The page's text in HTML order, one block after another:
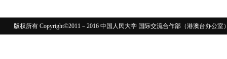
版权所有 Copyright©2011－2016 中国人民大学 国际交流合作部（港澳台办